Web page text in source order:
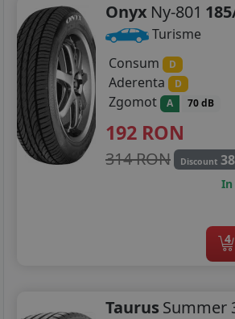
Onyx Ny-801
Turisme
Consum
D
Aderenta D
Zgomot A 70 dB
192 RON
314 RON Discount 38
In
4
Taurus Summer